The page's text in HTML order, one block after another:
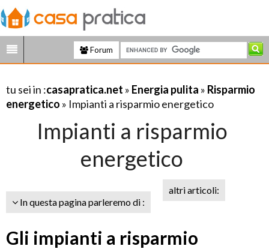
Forum
tu sei in :casapratica.net » Energia pulita » Risparmio
energetico » Impianti a risparmio energetico
Impianti a risparmio
energetico
In questa pagina parleremo di :
altri articoli:
Gli impianti a risparmio